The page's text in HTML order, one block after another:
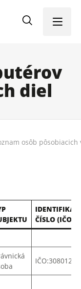
Menu
diel
osôb pôsobiacich
ČÍSLO (IČO)
IČO:30801273